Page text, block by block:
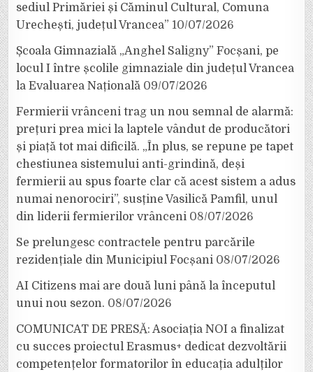
sediul Primăriei și Căminul Cultural, Comuna
Urechești, județul Vrancea” 10/07/2026
Școala Gimnazială „Anghel Saligny” Focșani, pe
locul I între școlile gimnaziale din județul Vrancea
la Evaluarea Națională 09/07/2026
Fermierii vrânceni trag un nou semnal de alarmă:
prețuri prea mici la laptele vândut de producători
și piață tot mai dificilă. „În plus, se repune pe tapet
chestiunea sistemului anti-grindină, deși
fermierii au spus foarte clar că acest sistem a adus
numai nenorociri”, susține Vasilică Pamfil, unul
din liderii fermierilor vrânceni 08/07/2026
Se prelungesc contractele pentru parcările
rezidențiale din Municipiul Focșani 08/07/2026
AI Citizens mai are două luni până la începutul
unui nou sezon. 08/07/2026
COMUNICAT DE PRESĂ: Asociația NOI a finalizat
cu succes proiectul Erasmus+ dedicat dezvoltării
competențelor formatorilor în educația adulților